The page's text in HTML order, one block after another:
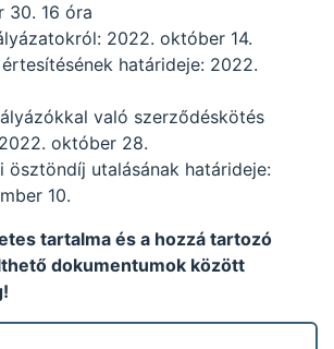
30. 16 óra
2022. október 14.
határideje: 2022.
való szerződéskötés
október 28.
ösztöndíj utalásának határideje:
10.
tartalma és a hozzá tartozó
dokumentumok között